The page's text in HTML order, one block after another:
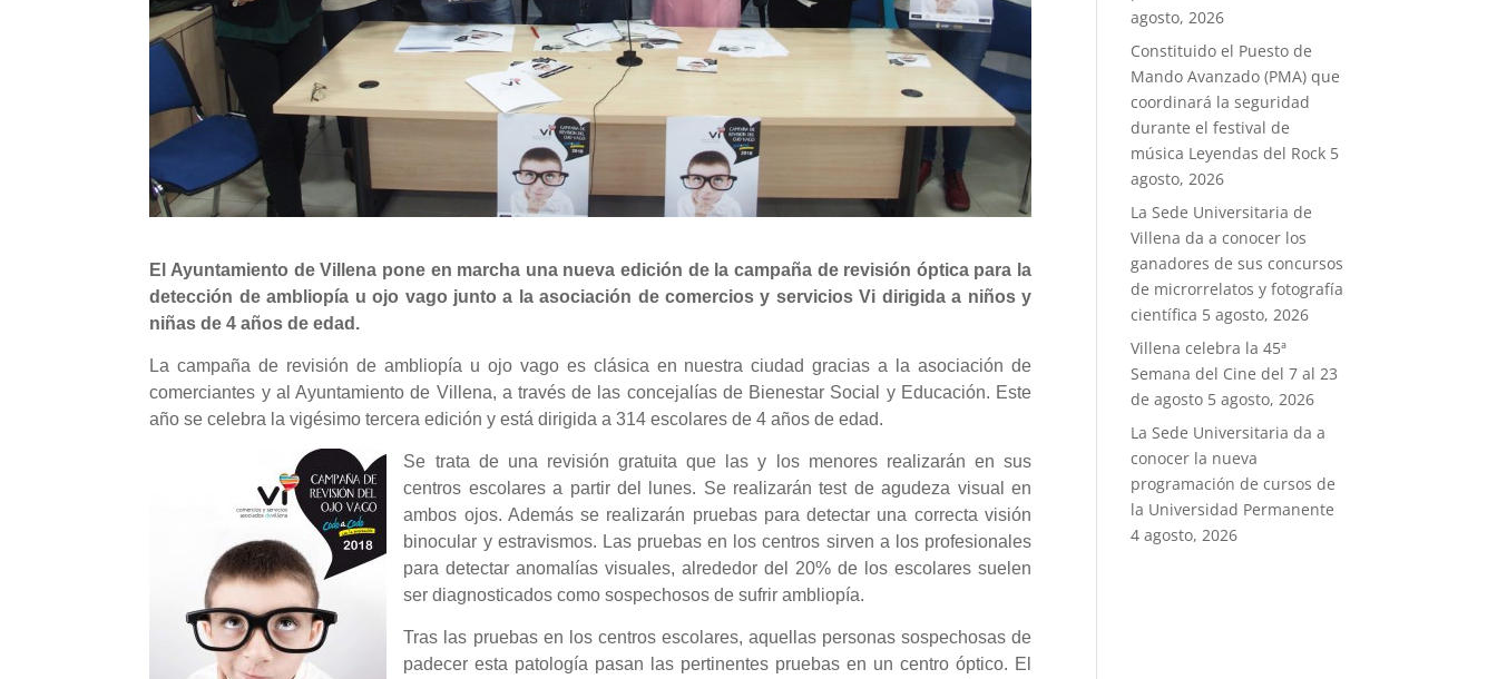
El Ayuntamiento de Villena pone en marcha una nueva edición de la campaña de revisión óptica para la
detección de ambliopía u ojo vago junto a la asociación de comercios y servicios Vi dirigida a niños y
niñas de 4 años de edad.
La campaña de revisión de ambliopía u ojo vago es clásica en nuestra ciudad gracias a la asociación de
comerciantes y al Ayuntamiento de Villena, a través de las concejalías de Bienestar Social y Educación. Este
año se celebra la vigésimo tercera edición y está dirigida a 314 escolares de 4 años de edad.
Se trata de una revisión gratuita que las y los menores realizarán en sus
centros escolares a partir del lunes. Se realizarán test de agudeza visual en
ambos ojos. Además se realizarán pruebas para detectar una correcta visión
binocular y estravismos. Las pruebas en los centros sirven a los profesionales
para detectar anomalías visuales, alrededor del 20% de los escolares suelen
ser diagnosticados como sospechosos de sufrir ambliopía.
Tras las pruebas en los centros escolares, aquellas personas sospechosas de
padecer esta patología pasan las pertinentes pruebas en un centro óptico. El
agosto, 2026
Constituido el Puesto de
Mando Avanzado (PMA) que
coordinará la seguridad
durante el festival de
música Leyendas del Rock 5
agosto, 2026
La Sede Universitaria de
Villena da a conocer los
ganadores de sus concursos
de microrrelatos y fotografía
científica 5 agosto, 2026
Villena celebra la 45ª
Semana del Cine del 7 al 23
de agosto 5 agosto, 2026
La Sede Universitaria da a
conocer la nueva
programación de cursos de
la Universidad Permanente
4 agosto, 2026